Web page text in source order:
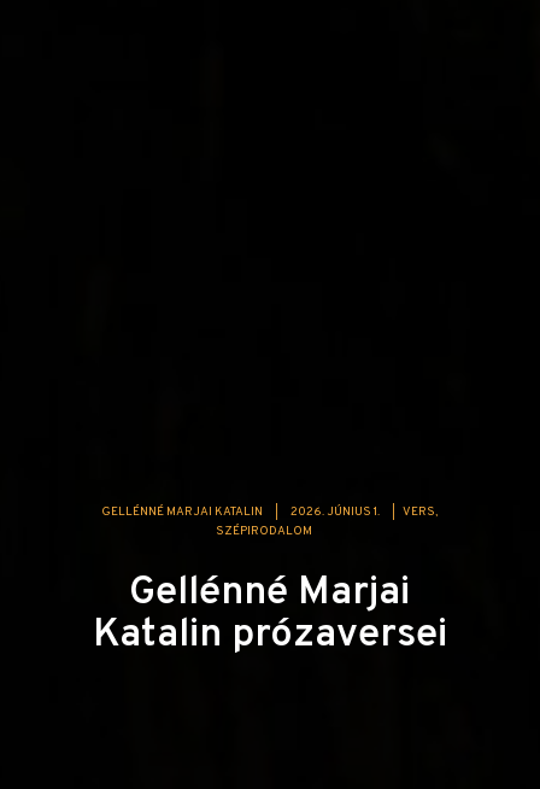
GELLÉNNÉ MARJAI KATALIN 2026. JÚNIUS 1.
VERS
SZÉPIRODALOM
Gellénné Marjai
Katalin prózaversei